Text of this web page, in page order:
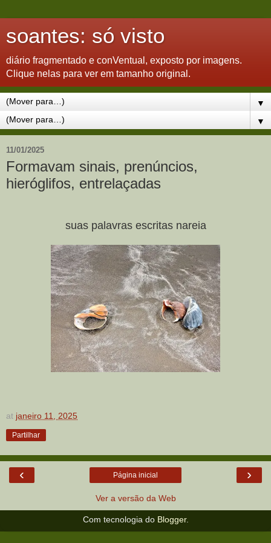
soantes: só visto
diário fragmentado e conVentual, exposto por imagens.
Clique nelas para ver em tamanho original.
▼
▼
11/01/2025
Formavam sinais, prenúncios,
hieróglifos, entrelaçadas
suas palavras escritas nareia
at janeiro 11, 2025
Partilhar
‹ ›
Página inicial
Ver a versão da Web
Com tecnologia do Blogger.